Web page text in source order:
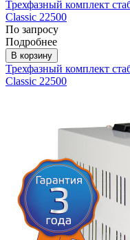
Трехфазный комплект
Classic 22500
По запросу
Подробнее
В корзину
Трехфазный комплект
Classic 22500